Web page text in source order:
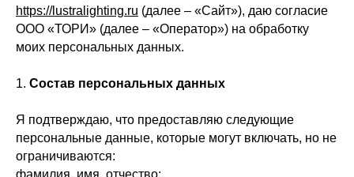
Контакты
Оплата
Установка
Доставка
Ежедневно,
с 10:00 до 20:00
https://lustralighting.ru (далее – «Сайт»), даю согласие
ООО «ТОРИ» (далее – «Оператор») на обработку
моих персональных данных.
1. Состав персональных данных
Я подтверждаю, что предоставляю следующие
персональные данные, которые могут включать, но не
ограничиваются:
фамилия, имя, отчество;